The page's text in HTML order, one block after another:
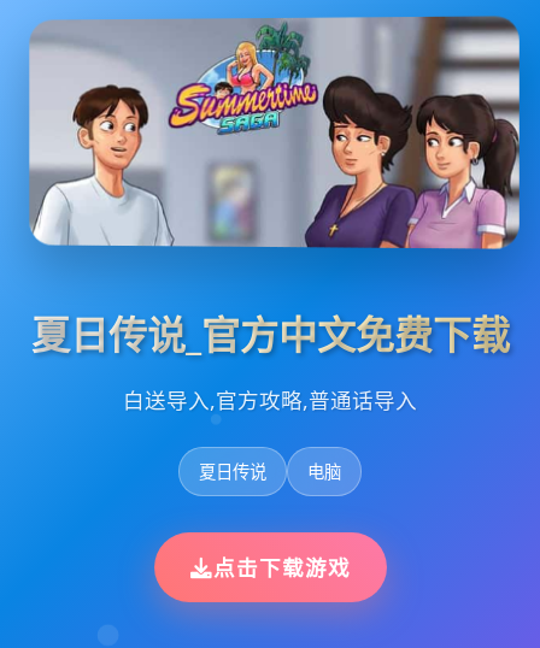
夏日传说_官方中文免费下载
白送导入,官方攻略,普通话导入
夏日传说 电脑
点击下载游戏